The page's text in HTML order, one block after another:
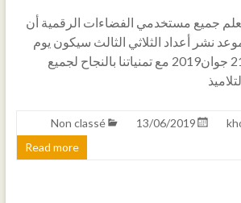
جميع مستخدمي الفضاءات الرقمية أن
نشر أعداد الثلاثي الثالث سيكون يوم
21 جوان2019 مع تمنياتنا بالنجاح لجميع
13/06/2019
Non classé
Read more